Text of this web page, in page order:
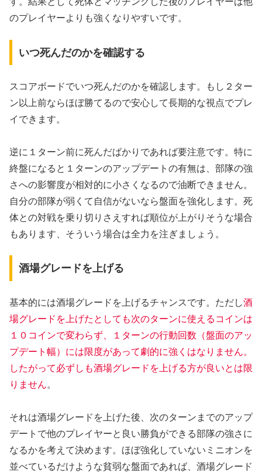
のプレイヤーよりも強くなりやすいです。
いつ死んだのかを確認する
スコアボードでいつ死んだのかを確認します。もし２ター
ン以上前ならほぼ勝てるので安心して長期的な視点でプレ
イできます。
逆に１ターン前に死んだばかりであれば要注意です。特に
終盤になると１ターンのアップデートの有無は、部隊の強
さへの影響度が相対的に小さくなるので油断できません。
自分の部隊が弱くて自信がないなら盤面を強化します。死
体との対戦を乗り切りさえすれば順位が上がりそうな場合
もあります、そういう場合は全力を注ぎましょう。
酒場グレードを上げる
基本的には酒場グレードを上げるチャンスです。ただし酒
場グレードを上げたとしても次のターンに使えるコインは
１０コインで変わらず、１ターンの行動回数（盤面のアッ
プデート幅）には限度があって劇的に強くはなりません。
したがって必ずしも酒場グレードを上げる方が良いとは限
りません。
それは酒場グレードを上げた後、次のターンまでのアップ
デートで他のプレイヤーと良い勝負ができる部隊の強さに
なるかを考えて決めます。ほぼ強化していないミニオンを
並べているだけような貧弱な盤面であれば、酒場グレード